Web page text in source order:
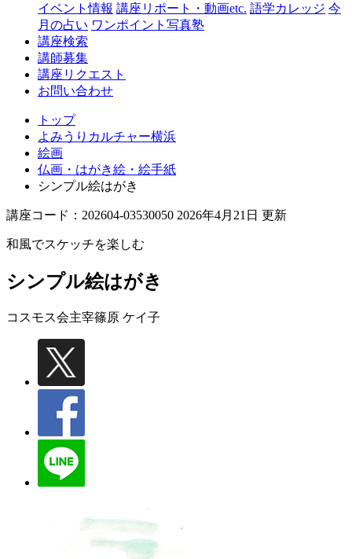
イベント情報 講座リポート・動画etc. 語学カレッジ 今
月の占い ワンポイント写真塾
講座検索
講師募集
講座リクエスト
お問い合わせ
トップ
よみうりカルチャー横浜
絵画
仏画・はがき絵・絵手紙
シンプル絵はがき
講座コード：202604-03530050 2026年4月21日 更新
和風でスケッチを楽しむ
シンプル絵はがき
コスモス会主宰篠原 ケイ子